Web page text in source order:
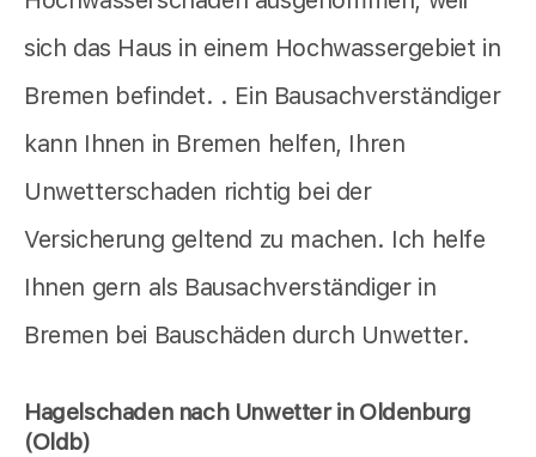
sich das Haus in einem Hochwassergebiet in
Bremen befindet. . Ein Bausachverständiger
kann Ihnen in Bremen helfen, Ihren
Unwetterschaden richtig bei der
Versicherung geltend zu machen. Ich helfe
Ihnen gern als Bausachverständiger in
Bremen bei Bauschäden durch Unwetter.
Hagelschaden nach Unwetter in Oldenburg
(Oldb)